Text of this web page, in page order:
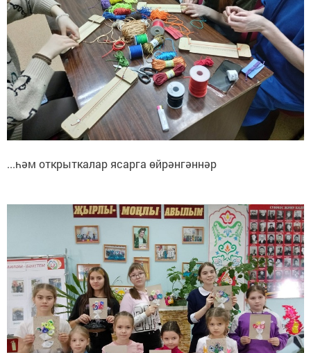
...һәм открыткалар ясарга өйрәнгәннәр